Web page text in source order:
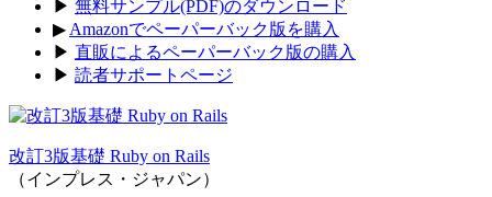
▶ 無料サンプル(PDF)のダウンロード
▶ Amazonでペーパーバック版を購入
▶ 直販によるペーパーバック版の購入
▶ 読者サポートページ
改訂3版基礎 Ruby on Rails
（インプレス・ジャパン）